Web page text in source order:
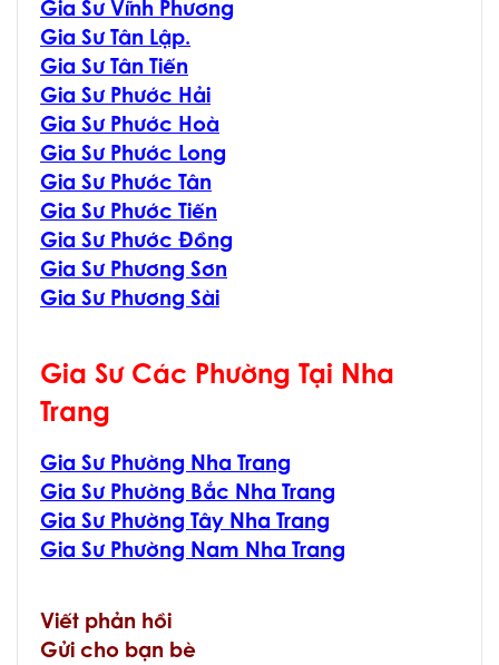
Gia Sư Vĩnh Phương
Gia Sư Tân Lập.
Gia Sư Tân Tiến
Gia Sư Phước Hải
Gia Sư Phước Hoà
Gia Sư Phước Long
Gia Sư Phước Tân
Gia Sư Phước Tiến
Gia Sư Phước Đồng
Gia Sư Phương Sơn
Gia Sư Phương Sài
Gia Sư Các Phường Tại Nha
Trang
Gia Sư Phường Nha Trang
Gia Sư Phường Bắc Nha Trang
Gia Sư Phường Tây Nha Trang
Gia Sư Phường Nam Nha Trang
Viết phản hồi
Gửi cho bạn bè